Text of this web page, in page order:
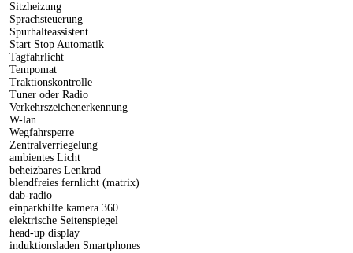
Sitzheizung
Sprachsteuerung
Spurhalteassistent
Start Stop Automatik
Tagfahrlicht
Tempomat
Traktionskontrolle
Tuner oder Radio
Verkehrszeichenerkennung
W-lan
Wegfahrsperre
Zentralverriegelung
ambientes Licht
beheizbares Lenkrad
blendfreies fernlicht (matrix)
dab-radio
einparkhilfe kamera 360
elektrische Seitenspiegel
head-up display
induktionsladen Smartphones